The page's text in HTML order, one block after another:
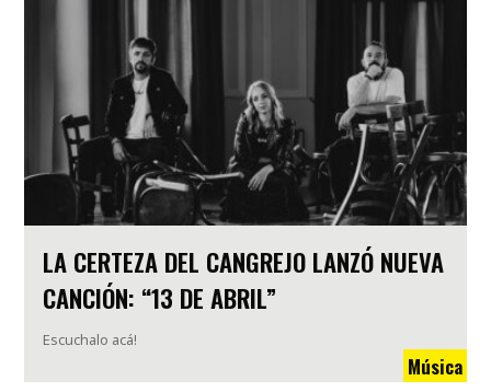
LA CERTEZA DEL CANGREJO LANZÓ NUEVA
CANCIÓN: “13 DE ABRIL”
Escuchalo acá!
Música